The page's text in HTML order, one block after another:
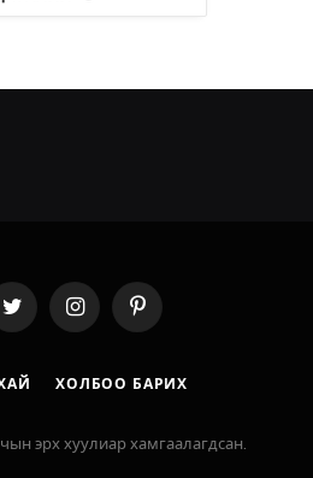
Twitter InstagramPinterest
ХОЛБОО БАРИХ
эрх хуулиар хамгаалагдсан.